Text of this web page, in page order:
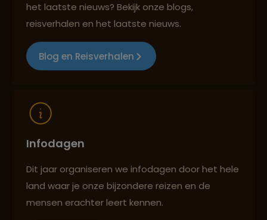
Best beoordeelde reisroutes
het laatste nieuws? Bekijk onze blogs,
reisverhalen en het laatste nieuws.
Blog en Reisverhalen
Infodagen
Dit jaar organiseren we infodagen door het hele
land waar je onze bijzondere reizen en de
mensen erachter leert kennen.